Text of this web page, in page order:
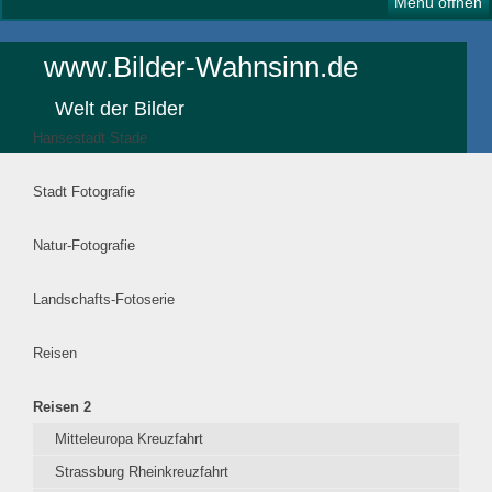
www.Bilder-Wahnsinn.de
Welt der Bilder
Hansestadt Stade
Stadt Fotografie
Natur-Fotografie
Landschafts-Fotoserie
Reisen
Reisen 2
Mitteleuropa Kreuzfahrt
Strassburg Rheinkreuzfahrt